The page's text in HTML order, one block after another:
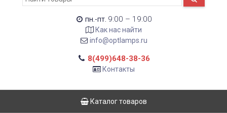
пн.-пт. 9:00 – 19:00
Как нас найти
info@optlamps.ru
8(499)648-38-36
Контакты
Каталог товаров